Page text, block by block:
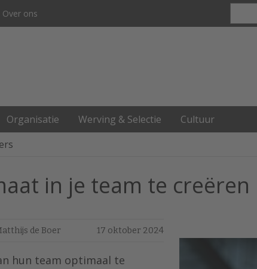
Over ons
Organisatie Werving & Selectie
Cultuur
in je team te creëren
de Boer 17 oktober 2024
hun team optimaal te